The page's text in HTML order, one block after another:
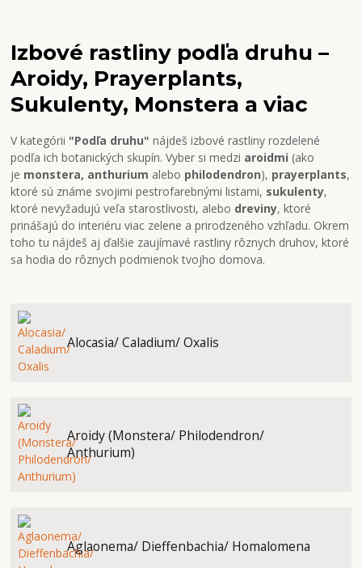
Izbové rastliny podľa druhu –
Aroidy, Prayerplants,
Sukulenty, Monstera a viac
V kategórii "Podľa druhu" nájdeš izbové rastliny rozdelené
podľa ich botanických skupín. Vyber si medzi aroidmi (ako
je monstera, anthurium alebo philodendron), prayerplants,
ktoré sú známe svojimi pestrofarebnými listami, sukulenty,
ktoré nevyžadujú veľa starostlivosti, alebo dreviny, ktoré
prinášajú do interiéru viac zelene a prirodzeného vzhľadu. Okrem
toho tu nájdeš aj ďalšie zaujímavé rastliny rôznych druhov, ktoré
sa hodia do rôznych podmienok tvojho domova.
Alocasia/ Caladium/ Oxalis
Aroidy (Monstera/ Philodendron/
Anthurium)
Aglaonema/ Dieffenbachia/ Homalomena